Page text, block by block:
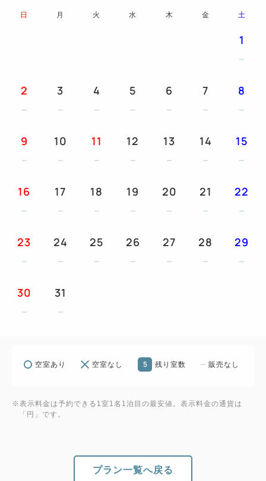
日 月 火 水 木 金 土
1
2 3 4 5 6 7 8
9 10 11 12 13 14 15
16 17 18 19 20 21 22
23 24 25 26 27 28 29
30 31
空室あり 空室なし 5 残り室数 販売なし
※表示料金は予約できる1室1名1泊目の最安値。表示料金の通貨は
「円」です。
プラン一覧へ戻る